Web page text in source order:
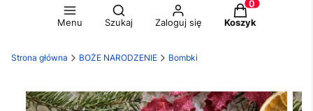
Menu
Otwórz wyszukiwarkę
Szukaj Zaloguj się
Produkty w
Koszyk
Strona główna BOŻE NARODZENIE Bombki